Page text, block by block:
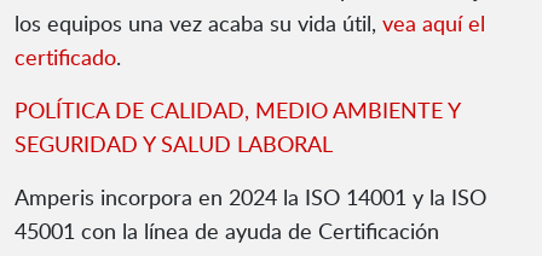
los equipos una vez acaba su vida útil, vea aquí el
certificado.
POLÍTICA DE CALIDAD, MEDIO AMBIENTE Y
SEGURIDAD Y SALUD LABORAL
Amperis incorpora en 2024 la ISO 14001 y la ISO
45001 con la línea de ayuda de Certificación